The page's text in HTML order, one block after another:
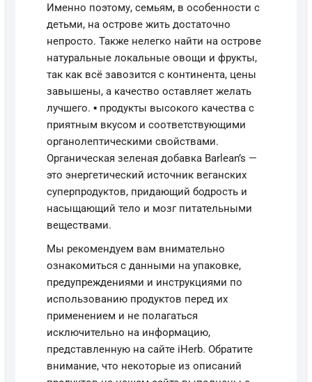
Именно поэтому, семьям, в особенности с
детьми, на острове жить достаточно
непросто. Также нелегко найти на острове
натуральные локальные овощи и фрукты,
так как всё завозится с континента, цены
завышены, а качество оставляет желать
лучшего. ▪️ продукты высокого качества с
приятным вкусом и соответствующими
органолептическими свойствами.
Органическая зеленая добавка Barlean’s —
это энергетический источник веганских
суперпродуктов, придающий бодрость и
насыщающий тело и мозг питательными
веществами.
Мы рекомендуем вам внимательно
ознакомиться с данными на упаковке,
предупреждениями и инструкциями по
использованию продуктов перед их
применением и не полагаться
исключительно на информацию,
представленную на сайте iHerb. Обратите
внимание, что некоторые из описаний